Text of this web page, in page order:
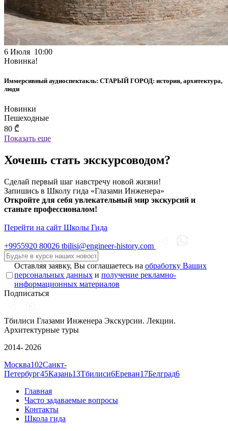
6 Июля 10:00
Новинка!
Иммерсивный аудиоспектакль: СТАРЫЙ ГОРОД: история, архитектура,
люди
Новинки
Пешеходные
80 ₾
Показать еще
Хочешь стать экскурсоводом?
Сделай первый шаг навстречу новой жизни!
Запишись в Школу гида «Глазами Инженера»
Откройте для себя увлекательный мир экскурсий и
станьте профессионалом!
Перейти на сайт Школы Гида
+9955920 80026 tbilisi@engineer-history.com
Оставляя заявку, Вы соглашаетесь на обработку Ваших
персональных данных и получение рекламно-
информационных материалов
Подписаться
Тбилиси Глазами Инженера Экскурсии. Лекции.
Архитектурные туры
2014- 2026
Москва102Санкт-
Петербург45Казань13Тбилиси6Ереван17Белград6
Главная
Часто задаваемые вопросы
Контакты
Школа гида